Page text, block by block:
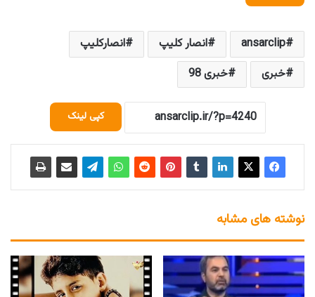
ansarclip انصار کلیپ
انصارکلیپ
خبری
خبری 98
کپی لینک
نوشته های مشابه